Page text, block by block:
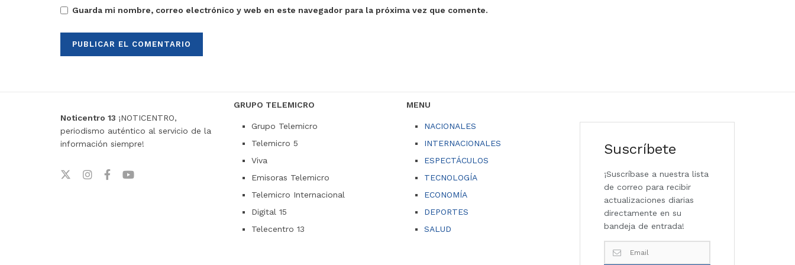
Guarda mi nombre, correo electrónico y web en este navegador para la próxima vez que comente.
Noticentro 13 ¡NOTICENTRO,
periodismo auténtico al servicio de la
información siempre!
GRUPO TELEMICRO
Grupo Telemicro
Telemicro 5
Viva
Emisoras Telemicro
Telemicro Internacional
Digital 15
Telecentro 13
MENU
NACIONALES
INTERNACIONALES
ESPECTÁCULOS
TECNOLOGÍA
ECONOMÍA
DEPORTES
SALUD
Suscríbete
¡Suscríbase a nuestra lista
de correo para recibir
actualizaciones diarias
directamente en su
bandeja de entrada!